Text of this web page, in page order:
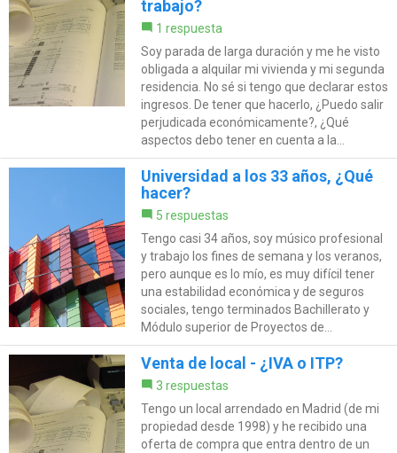
trabajo?
1 respuesta
Soy parada de larga duración y me he visto
obligada a alquilar mi vivienda y mi segunda
residencia. No sé si tengo que declarar estos
ingresos. De tener que hacerlo, ¿Puedo salir
perjudicada económicamente?, ¿Qué
aspectos debo tener en cuenta a la...
Universidad a los 33 años, ¿Qué
hacer?
5 respuestas
Tengo casi 34 años, soy músico profesional
y trabajo los fines de semana y los veranos,
pero aunque es lo mío, es muy difícil tener
una estabilidad económica y de seguros
sociales, tengo terminados Bachillerato y
Módulo superior de Proyectos de...
Venta de local - ¿IVA o ITP?
3 respuestas
Tengo un local arrendado en Madrid (de mi
propiedad desde 1998) y he recibido una
oferta de compra que entra dentro de un